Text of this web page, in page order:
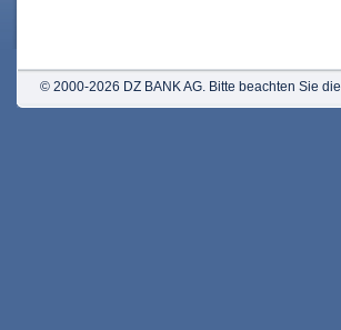
© 2000-2026 DZ BANK AG. Bitte beachten Sie die